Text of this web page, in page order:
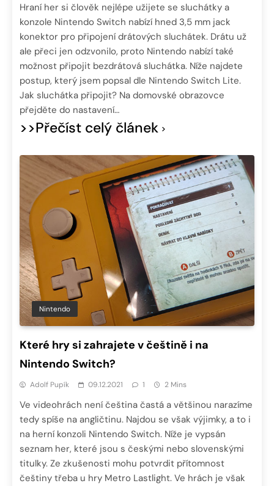
Hraní her si člověk nejlépe užijete se sluchátky a
konzole Nintendo Switch nabízí hned 3,5 mm jack
konektor pro připojení drátových sluchátek. Drátu už
ale přeci jen odzvonilo, proto Nintendo nabízí také
možnost připojit bezdrátová sluchátka. Níže najdete
postup, který jsem popsal dle Nintendo Switch Lite.
Jak sluchátka připojit? Na domovské obrazovce
přejděte do nastavení…
>>Přečíst celý článek
Nintendo
Které hry si zahrajete v češtině i na
Nintendo Switch?
Adolf Pupík 09.12.2021 1 2 Mins
Ve videohrách není čeština častá a většinou narazíme
tedy spíše na angličtinu. Najdou se však výjimky, a to i
na herní konzoli Nintendo Switch. Níže je vypsán
seznam her, které jsou s českými nebo slovenskými
titulky. Ze zkušenosti mohu potvrdit přítomnost
češtiny třeba u hry Metro Lastlight. Ve hrách je však